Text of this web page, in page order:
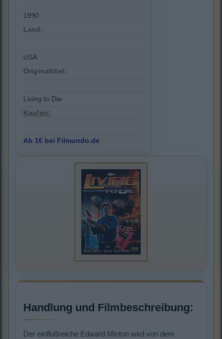
1990
Land:
USA
Originaltitel:
Living to Die
Kaufen:
Ab 1€ bei Filmundo.de
Handlung und Filmbeschreibung:
Der einflußreiche Edward Minton wird von dem